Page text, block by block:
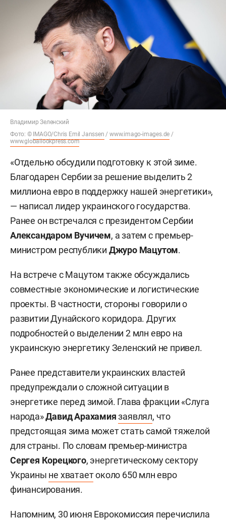
Владимир Зеленский
Фото: © IMAGO/Chris Emil Janssen /www.imago-images.de /
www.globallookpress.com
«Отдельно обсудили подготовку к этой зиме.
Благодарен Сербии за решение выделить 2
миллиона евро в поддержку нашей энергетики»,
— написал лидер украинского государства.
Ранее он встречался с президентом Сербии
Александаром Вучичем, а затем с премьер-
министром республики Джуро Мацутом.
На встрече с Мацутом также обсуждались
совместные экономические и логистические
проекты. В частности, стороны говорили о
развитии Дунайского коридора. Других
подробностей о выделении 2 млн евро на
украинскую энергетику Зеленский не привел.
Ранее представители украинских властей
предупреждали о сложной ситуации в
энергетике перед зимой. Глава фракции «Слуга
народа»Давид Арахамия заявлял, что
предстоящая зима может стать самой тяжелой
для страны. По словам премьер-министра
Сергея Корецкого, энергетическому сектору
Украины не хватаетоколо 650 млн евро
финансирования.
Напомним, 30 июня Еврокомиссия перечислила